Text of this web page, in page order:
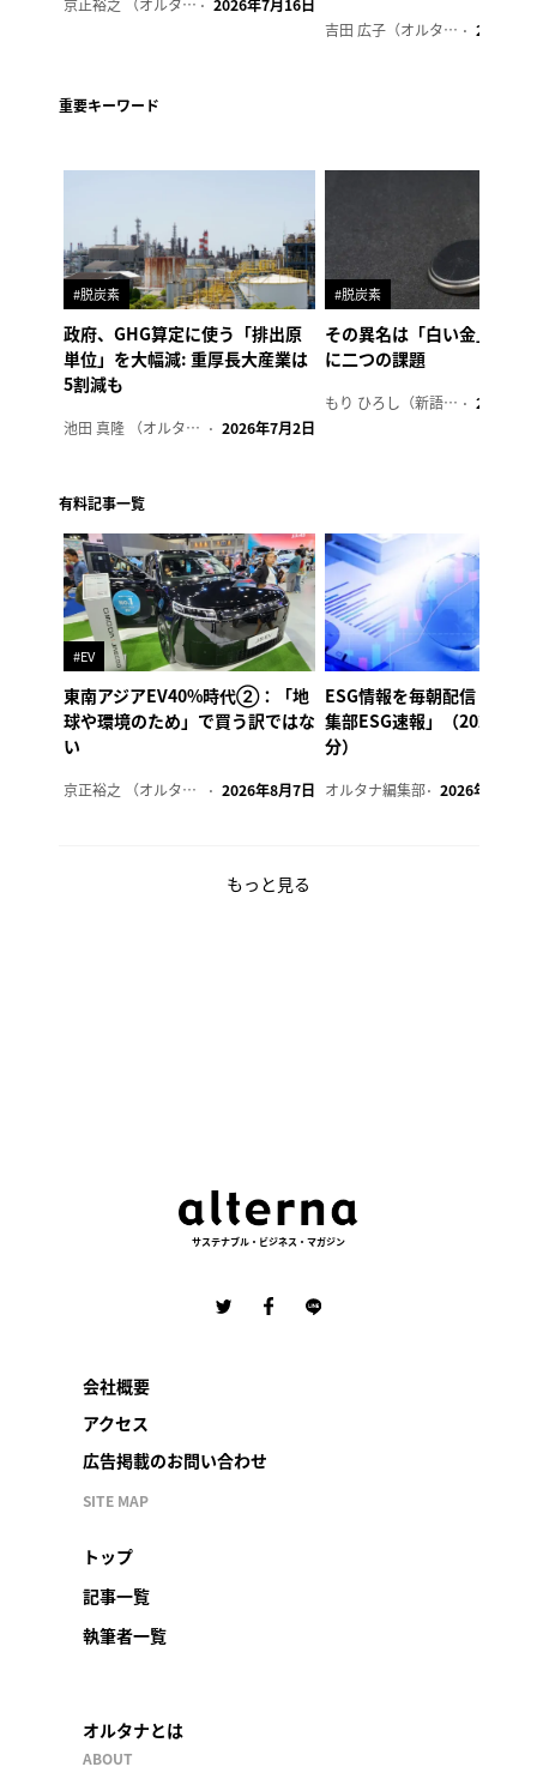
京正裕之 （オルタナ副編集長） 2026年7月16日
吉田 広子（オルタナ輪番編集長） 2026年6
重要キーワード
#脱炭素
政府、GHG算定に使う「排出原
単位」を大幅減: 重厚長大産業は
5割減も
池田 真隆 （オルタナ輪番編集長） 2026年7月2日
#脱炭素
その異名は「白い金」、リ
に二つの課題
もり ひろし（新語ウォッチャー） 2023年7
有料記事一覧
#EV
東南アジアEV40%時代②：「地
球や環境のため」で買う訳ではな
い
京正裕之 （オルタナ副編集長） 2026年8月7日
ESG情報を毎朝配信「オル
集部ESG速報」（2026年8
分）
オルタナ編集部 2026年8月7日
もっと見る
サステナブル・ビジネス・マガジン
会社概要
アクセス
広告掲載のお問い合わせ
SITE MAP
トップ
記事一覧
執筆者一覧
オルタナとは
ABOUT